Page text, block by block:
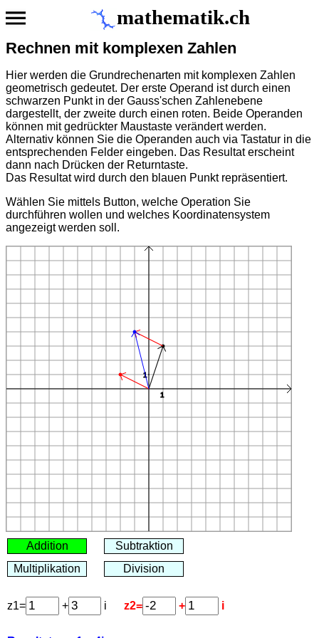
mathematik.ch
Rechnen mit komplexen Zahlen
Hier werden die Grundrechenarten mit komplexen Zahlen
geometrisch gedeutet. Der erste Operand ist durch einen
schwarzen Punkt in der Gauss'schen Zahlenebene
dargestellt, der zweite durch einen roten. Beide Operanden
können mit gedrückter Maustaste verändert werden.
Alternativ können Sie die Operanden auch via Tastatur in die
entsprechenden Felder eingeben. Das Resultat erscheint
dann nach Drücken der Returntaste.
Das Resultat wird durch den blauen Punkt repräsentiert.
Wählen Sie mittels Button, welche Operation Sie
durchführen wollen und welches Koordinatensystem
angezeigt werden soll.
z1= + i z2= + i